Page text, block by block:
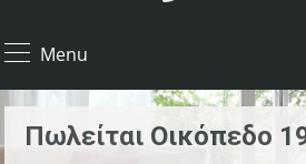
Menu
Πωλείται Οικόπεδο